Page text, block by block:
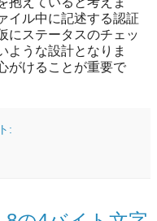
イル中に記述する認証
にステータスのチェッ
ような設計となりま
がけることが重要で
: